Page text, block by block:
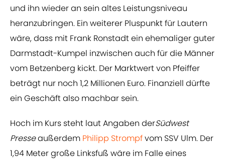
und ihn wieder an sein altes Leistungsniveau
heranzubringen. Ein weiterer Pluspunkt für Lautern
wäre, dass mit Frank Ronstadt ein ehemaliger guter
Darmstadt-Kumpel inzwischen auch für die Männer
vom Betzenberg kickt. Der Marktwert von Pfeiffer
beträgt nur noch 1,2 Millionen Euro. Finanziell dürfte
ein Geschäft also machbar sein.
Hoch im Kurs steht laut Angaben derSüdwest
Presseaußerdem Philipp Strompfvom SSV Ulm. Der
1,94 Meter große Linksfuß wäre im Falle eines